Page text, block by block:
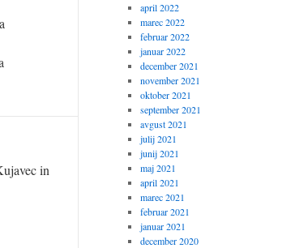
in
april 2022
marec 2022
februar 2022
januar 2022
december 2021
november 2021
oktober 2021
september 2021
avgust 2021
julij 2021
junij 2021
maj 2021
april 2021
marec 2021
februar 2021
januar 2021
december 2020